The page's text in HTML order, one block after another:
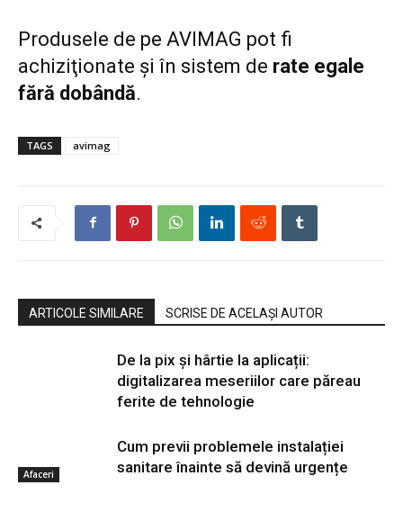
Produsele de pe AVIMAG pot fi
achiziţionate şi în sistem de rate egale
fără dobândă.
TAGS avimag
ARTICOLE SIMILARE SCRISE DE ACELAȘI AUTOR
Afaceri
De la pix şi hârtie la aplicații:
digitalizarea meseriilor care păreau
ferite de tehnologie
Cum previi problemele instalației
sanitare înainte să devină urgențe